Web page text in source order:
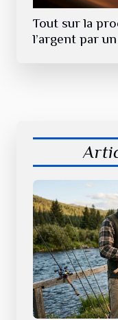
Tout sur la
l’argent par